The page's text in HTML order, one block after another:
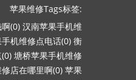
苹果维修Tags标签:
(0) 汉南苹果手机维
机维修点电话(0) 衡
塘桥苹果手机维修
店在哪里啊(0) 苹果